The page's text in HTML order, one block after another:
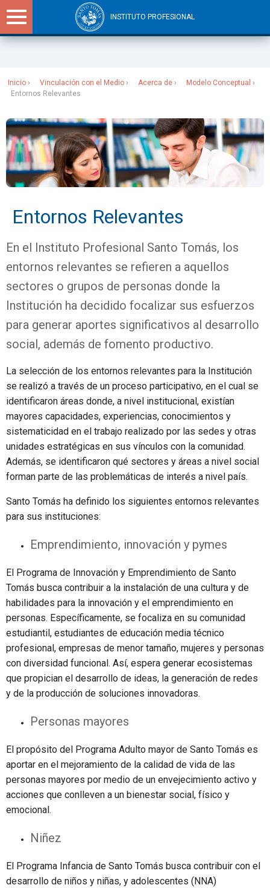
INSTITUTO PROFESIONAL
Inicio Vinculación con el Medio Acerca de
Modelo Conceptual
Entornos Relevantes
Entornos Relevantes
En el Instituto Profesional Santo Tomás, los
entornos relevantes se refieren a aquellos
sectores o grupos de personas donde la
Institución ha decidido focalizar sus esfuerzos
para generar aportes significativos al desarrollo
social, además de fomento productivo.
La selección de los entornos relevantes para la Institución
se realizó a través de un proceso participativo, en el cual se
identificaron áreas donde, a nivel institucional, existían
mayores capacidades, experiencias, conocimientos y
sistematicidad en el trabajo realizado por las sedes y otras
unidades estratégicas en sus vínculos con la comunidad.
Además, se identificaron qué sectores y áreas a nivel social
forman parte de las problemáticas de interés a nivel país.
Santo Tomás ha definido los siguientes entornos relevantes
para sus instituciones:
Emprendimiento, innovación y pymes
El Programa de Innovación y Emprendimiento de Santo
Tomás busca contribuir a la instalación de una cultura y de
habilidades para la innovación y el emprendimiento en
personas. Específicamente, se focaliza en su comunidad
estudiantil, estudiantes de educación media técnico
profesional, empresas de menor tamaño, mujeres y personas
con diversidad funcional. Así, espera generar ecosistemas
que propician el desarrollo de ideas, la generación de redes
y de la producción de soluciones innovadoras.
Personas mayores
El propósito del Programa Adulto mayor de Santo Tomás es
aportar en el mejoramiento de la calidad de vida de las
personas mayores por medio de un envejecimiento activo y
acciones que conlleven a un bienestar social, físico y
emocional.
Niñez
El Programa Infancia de Santo Tomás busca contribuir con el
desarrollo de niños y niñas, y adolescentes (NNA)